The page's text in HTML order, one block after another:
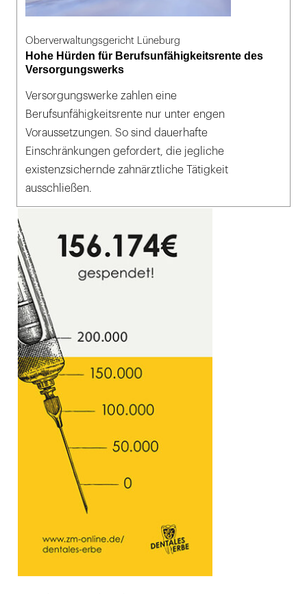
Oberverwaltungsgericht Lüneburg
Hohe Hürden für Berufsunfähigkeitsrente des
Versorgungswerks
Versorgungswerke zahlen eine
Berufsunfähigkeitsrente nur unter engen
Voraussetzungen. So sind dauerhafte
Einschränkungen gefordert, die jegliche
existenzsichernde zahnärztliche Tätigkeit
ausschließen.